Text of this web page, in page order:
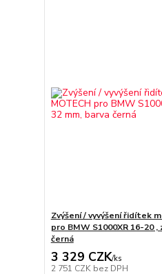
Zvýšení / vyvýšení řidítek
pro BMW S1000XR 16-20 ,
černá
3 329 CZK/ks
2 751 CZK bez DPH